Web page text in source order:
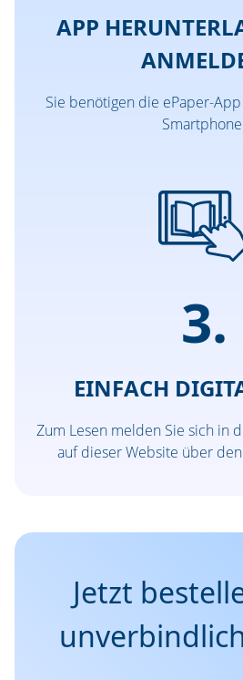
APP
Sie benötigen die ePaper-
3.
EINFACH
Zum Lesen melden Sie sich in
auf dieser Website über
Jetzt